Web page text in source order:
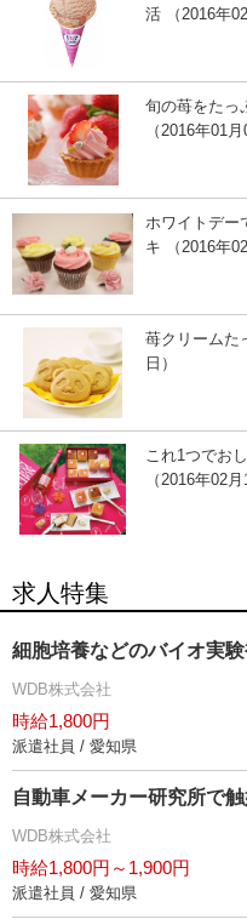
活 （2016年02
旬の苺をたっ
（2016年01月
ホワイトデ
キ （2016年
苺クリームた
日）
これ1つでお
（2016年02月
求人特集
細胞培養などのバイオ実
WDB株式会社
時給1,800円
派遣社員 / 愛知県
自動車メーカー研究所で
WDB株式会社
時給1,800円～1,900円
派遣社員 / 愛知県